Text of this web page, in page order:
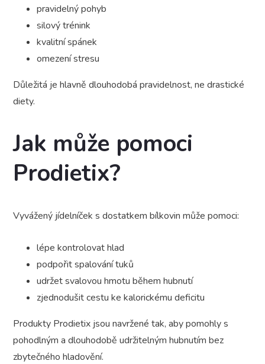
pravidelný pohyb
silový trénink
kvalitní spánek
omezení stresu
Důležitá je hlavně dlouhodobá pravidelnost, ne drastické
diety.
Jak může pomoci
Prodietix?
Vyvážený jídelníček s dostatkem bílkovin může pomoci:
lépe kontrolovat hlad
podpořit spalování tuků
udržet svalovou hmotu během hubnutí
zjednodušit cestu ke kalorickému deficitu
Produkty Prodietix jsou navržené tak, aby pomohly s
pohodlným a dlouhodobě udržitelným hubnutím bez
zbytečného hladovění.